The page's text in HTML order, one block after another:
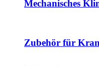
Mechanisches
Zubehör für